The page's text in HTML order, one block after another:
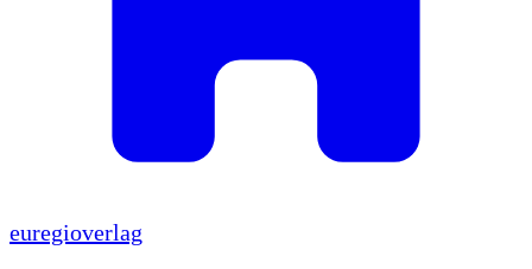
euregioverlag